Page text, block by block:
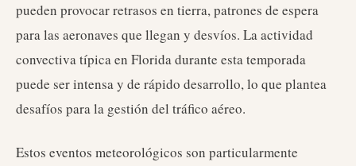
pueden provocar retrasos en tierra, patrones de espera
para las aeronaves que llegan y desvíos. La actividad
convectiva típica en Florida durante esta temporada
puede ser intensa y de rápido desarrollo, lo que plantea
desafíos para la gestión del tráfico aéreo.
Estos eventos meteorológicos son particularmente